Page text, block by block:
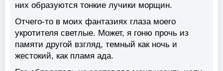
них образуются тонкие лучики морщин.
Отчего-то в моих фантазиях глаза моего
укротителя светлые. Может, я гоню прочь из
памяти другой взгляд, темный как ночь и
жестокий, как пламя ада.